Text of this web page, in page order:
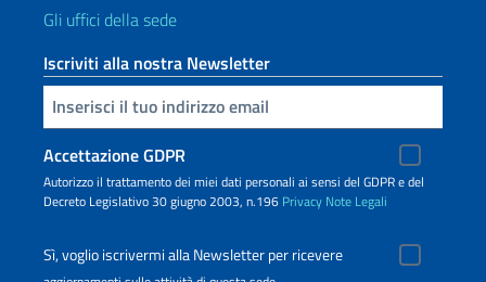
Gli uffici della sede
Iscriviti alla nostra Newsletter
Inserisci la tua email
Accettazione GDPR
Autorizzo il trattamento dei miei dati personali ai sensi del GDPR e del
Decreto Legislativo 30 giugno 2003, n.196 Privacy Note Legali
Sì, voglio iscrivermi alla Newsletter per ricevere